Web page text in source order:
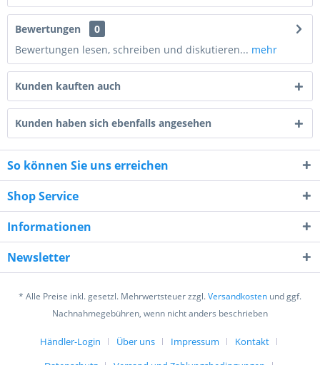
8 + 7 = ?
Ich habe dieDatenschutzerklärunggelesen,
verstanden und stimme zu. *
Mit * gekennzeichnete Felder sind Pflichtfelder.
Senden
Bewertungen
0
Bewertungen lesen, schreiben und diskutieren... mehr
Kunden kauften auch
Kunden haben sich ebenfalls angesehen
So können Sie uns erreichen
Shop Service
Informationen
Newsletter
* Alle Preise inkl. gesetzl. Mehrwertsteuer zzgl.Versandkosten und ggf.
Nachnahmegebühren, wenn nicht anders beschrieben
Händler-Login Über uns Impressum
Kontakt